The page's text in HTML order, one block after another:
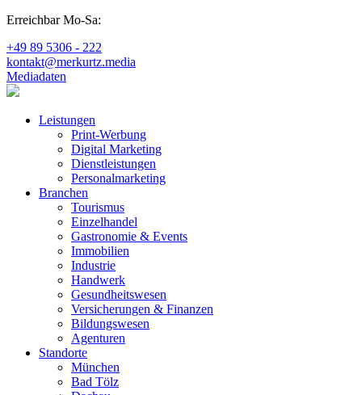
Erreichbar Mo-Sa:
+49 89 5306 - 222
kontakt@merkurtz.media
Mediadaten
Leistungen
Print-Werbung
Digital Marketing
Dienstleistungen
Personalmarketing
Branchen
Tourismus
Einzelhandel
Gastronomie & Events
Immobilien
Industrie
Handwerk
Gesundheitswesen
Versicherungen & Finanzen
Bildungswesen
Agenturen
Standorte
München
Bad Tölz